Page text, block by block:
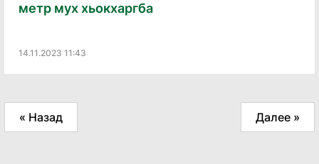
метр мух хьокхаргба
14.11.2023 11:43
« Назад Далее »